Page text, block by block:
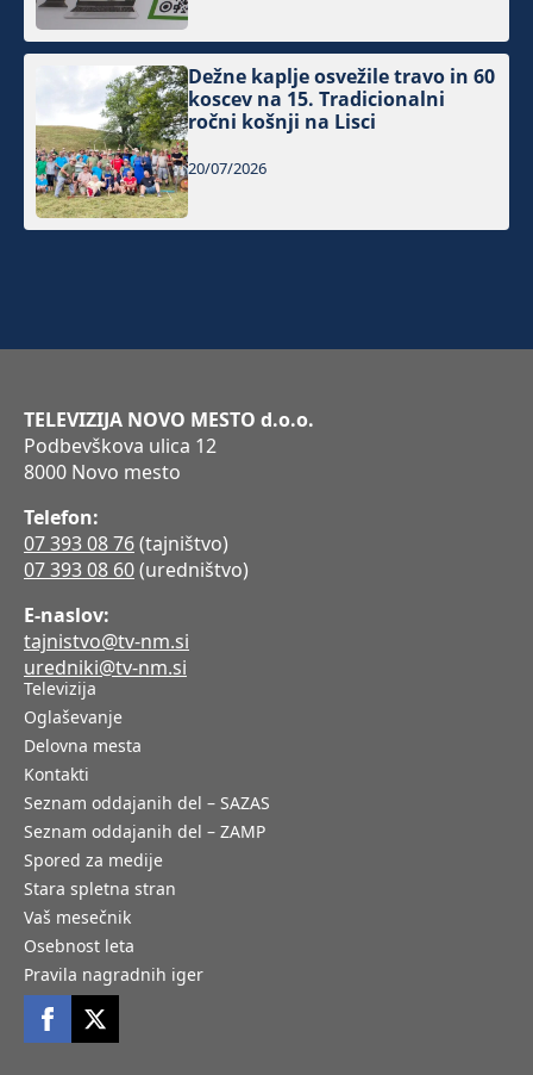
Dežne kaplje osvežile travo in 60
koscev na 15. Tradicionalni
ročni košnji na Lisci
20/07/2026
TELEVIZIJA NOVO MESTO d.o.o.
Podbevškova ulica 12
8000 Novo mesto
Telefon:
07 393 08 76(tajništvo)
07 393 08 60(uredništvo)
E-naslov:
tajnistvo@tv-nm.si
uredniki@tv-nm.si
Televizija
Oglaševanje
Delovna mesta
Kontakti
Seznam oddajanih del – SAZAS
Seznam oddajanih del – ZAMP
Spored za medije
Stara spletna stran
Vaš mesečnik
Osebnost leta
Pravila nagradnih iger